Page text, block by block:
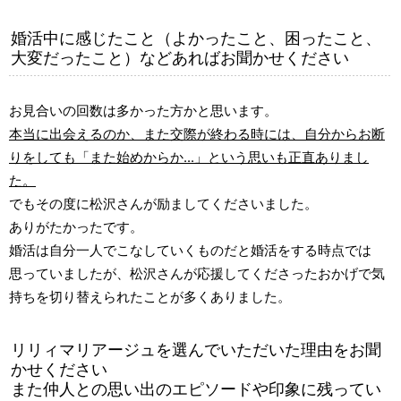
婚活中に感じたこと（よかったこと、困ったこと、
大変だったこと）などあればお聞かせください
お見合いの回数は多かった方かと思います。
本当に出会えるのか、また交際が終わる時には、自分からお断
りをしても「また始めからか...」という思いも正直ありまし
た。
でもその度に松沢さんが励ましてくださいました。
ありがたかったです。
婚活は自分一人でこなしていくものだと婚活をする時点では
思っていましたが、松沢さんが応援してくださったおかげで気
持ちを切り替えられたことが多くありました。
リリィマリアージュを選んでいただいた理由をお聞
かせください
また仲人との思い出のエピソードや印象に残ってい